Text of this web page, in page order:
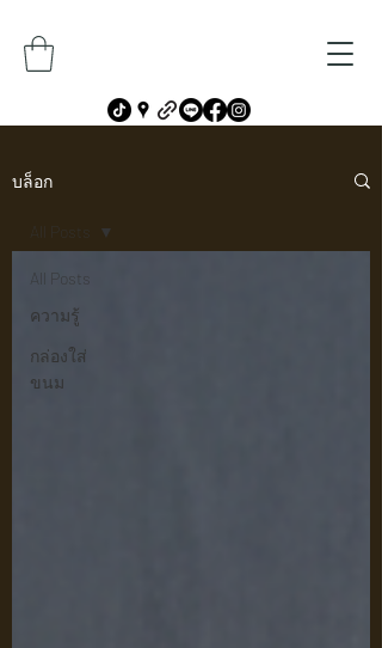
บล็อก
All Posts
ความรู้
กล่องใส่
ขนม